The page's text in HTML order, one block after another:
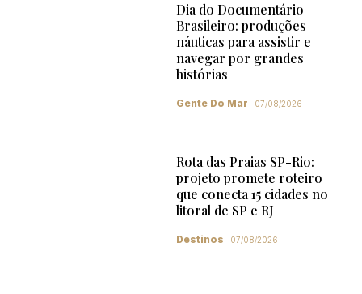
Dia do Documentário
Brasileiro: produções
náuticas para assistir e
navegar por grandes
histórias
Gente Do Mar 07/08/2026
Rota das Praias SP-Rio:
projeto promete roteiro
que conecta 15 cidades no
litoral de SP e RJ
Destinos 07/08/2026